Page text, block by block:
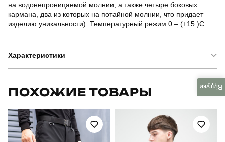
на водонепроницаемой молнии, а также четыре боковых
кармана, два из которых на потайной молнии, что придает
изделию уникальности). Температурный режим 0 – (+15 )С.
Характеристики
pobedov
Артикул OWku1177Manba
ПОХОЖИЕ ТОВАРЫ Відгуки